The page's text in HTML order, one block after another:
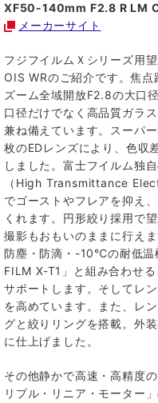
XF50-140mm F2.8 R LM
メーカーサイト
フジフイルムＸシリーズ用
OIS WRのご紹介です。焦
ズーム全域開放F2.8の大口
口径だけでなく高品質ガラ
兼ね備えています。スーパ
枚のEDレンズにより、色収
しました。富士フイルム独
（High Transmittance
でゴーストやフレアを抑え
くれます。円形絞り採用で
撮影もおもいのままに行え
防塵・防滴・-10℃の耐低温
FILM X-T1」と組み合わせ
サポートします。そしてレ
を高めています。また、レ
グと絞りリングを搭載。外
に仕上げました。
その他静かで高速・高精度
リプル・リニア・モーター